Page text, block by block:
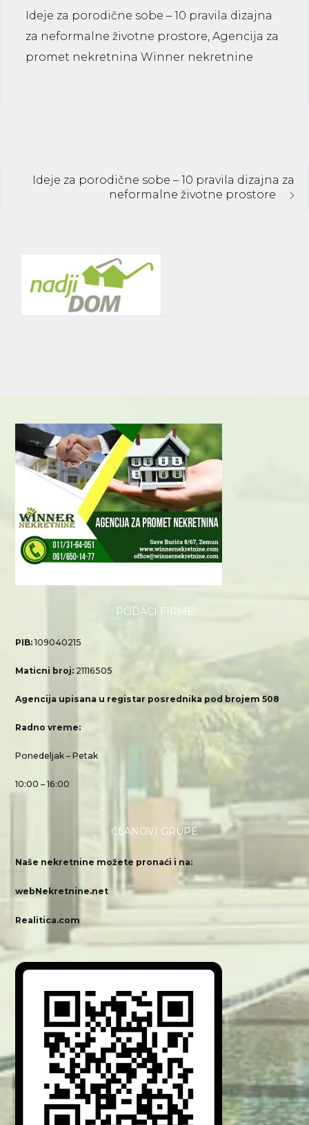
Ideje za porodične sobe – 10 pravila dizajna
za neformalne životne prostore, Agencija za
promet nekretnina Winner nekretnine
Ideje za porodične sobe – 10 pravila dizajna za
neformalne životne prostore
PODACI FIRME
PIB:109040215
Maticni broj: 21116505
Agencija upisana u registar posrednika pod brojem 508
Radno vreme:
Ponedeljak – Petak
10:00 – 16:00
ČLANOVI GRUPE
Naše nekretnine možete pronaći i na:
webNekretnine.net
Realitica.com